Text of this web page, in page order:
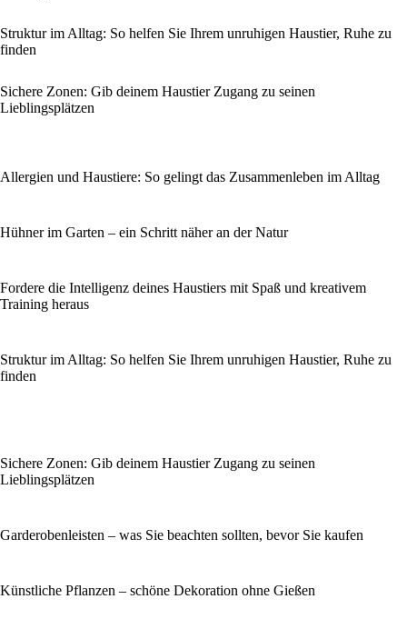
Struktur im Alltag: So helfen Sie Ihrem unruhigen Haustier, Ruhe zu
finden
Sichere Zonen: Gib deinem Haustier Zugang zu seinen
Lieblingsplätzen
Allergien und Haustiere: So gelingt das Zusammenleben im Alltag
Hühner im Garten – ein Schritt näher an der Natur
Fordere die Intelligenz deines Haustiers mit Spaß und kreativem
Training heraus
Struktur im Alltag: So helfen Sie Ihrem unruhigen Haustier, Ruhe zu
finden
Sichere Zonen: Gib deinem Haustier Zugang zu seinen
Lieblingsplätzen
Garderobenleisten – was Sie beachten sollten, bevor Sie kaufen
Künstliche Pflanzen – schöne Dekoration ohne Gießen